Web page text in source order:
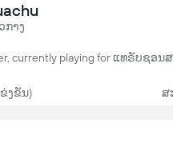
ກາງ
currently playing for ແທຣັບຊອນ
ງຂັນ) ສ